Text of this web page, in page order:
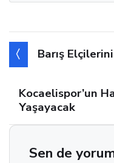
Barış
Kocaelispor’un
Yaşayacak
Sen de